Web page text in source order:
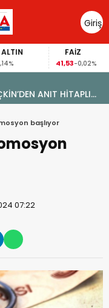
Giriş
Yap
FAİZ
41,53-0,02%
ANIT HİTAPLI
başlıyor
07:22